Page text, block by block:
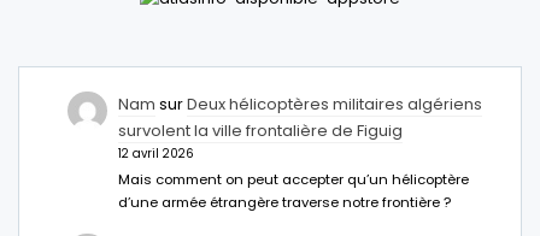
Nam surDeux hélicoptères militaires algériens
survolent la ville frontalière de Figuig
12 avril 2026
Mais comment on peut accepter qu’un hélicoptère
d’une armée étrangère traverse notre frontière ?